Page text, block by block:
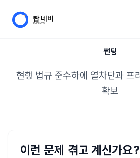
썬팅
현행 법규 준수하에 열차단과 프
확보
이런 문제 겪고 계신가요?